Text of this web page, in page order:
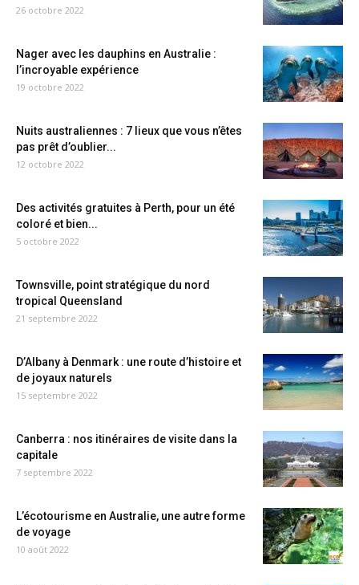
26 octobre 2022
Nager avec les dauphins en Australie :
l’incroyable expérience
19 octobre 2022
Nuits australiennes : 7 lieux que vous n’êtes
pas prêt d’oublier...
12 octobre 2022
Des activités gratuites à Perth, pour un été
coloré et bien...
5 octobre 2022
Townsville, point stratégique du nord
tropical Queensland
21 septembre 2022
D’Albany à Denmark : une route d’histoire et
de joyaux naturels
15 septembre 2022
Canberra : nos itinéraires de visite dans la
capitale
7 septembre 2022
L’écotourisme en Australie, une autre forme
de voyage
10 août 2022